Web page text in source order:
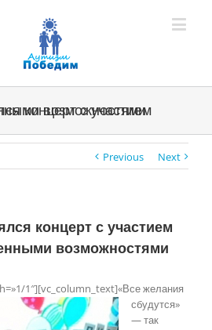
детей с ограниченными возможностями
Previous Next
концерт с участием
возможностями
1″][vc_column_text]«Все желания
сбудутся»
— так